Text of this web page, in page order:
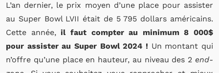
L’an dernier, le prix moyen d’une place pour assister
au Super Bowl LVII était de 5 795 dollars américains.
Cette année,il faut compter au minimum 8 000$
pour assister au Super Bowl 2024 ! Un montant qui
n’offre qu’une place en hauteur, au niveau des 2 end-